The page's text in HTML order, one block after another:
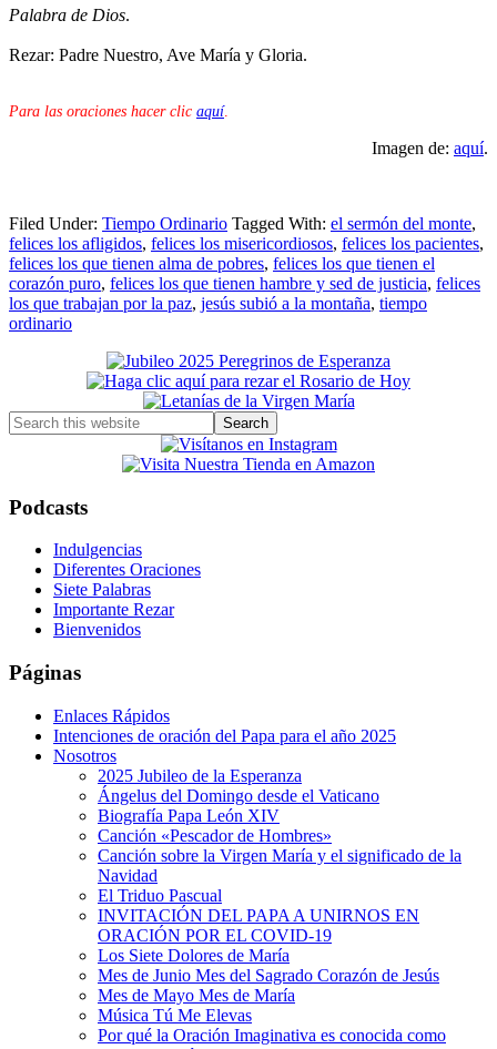
Palabra de Dios.
Rezar: Padre Nuestro, Ave María y Gloria.
Para las oraciones hacer clic aquí.
Imagen de: aquí.
Filed Under: Tiempo Ordinario Tagged With: el sermón del monte,
felices los afligidos, felices los misericordiosos, felices los pacientes,
felices los que tienen alma de pobres, felices los que tienen el
corazón puro, felices los que tienen hambre y sed de justicia, felices
los que trabajan por la paz, jesús subió a la montaña, tiempo
ordinario
Primary
Sidebar
Search
this
Podcasts
Indulgencias
Diferentes Oraciones
Siete Palabras
Importante Rezar
Bienvenidos
Páginas
Enlaces Rápidos
Intenciones de oración del Papa para el año 2025
Nosotros
2025 Jubileo de la Esperanza
Ángelus del Domingo desde el Vaticano
Biografía Papa León XIV
Canción «Pescador de Hombres»
Canción sobre la Virgen María y el significado de la
Navidad
El Triduo Pascual
INVITACIÓN DEL PAPA A UNIRNOS EN
ORACIÓN POR EL COVID-19
Los Siete Dolores de María
Mes de Junio Mes del Sagrado Corazón de Jesús
Mes de Mayo Mes de María
Música Tú Me Elevas
Por qué la Oración Imaginativa es conocida como